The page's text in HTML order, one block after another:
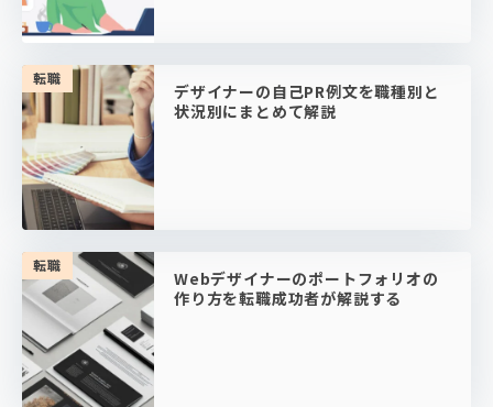
転職
デザイナーの自己PR例文を職種別と
状況別にまとめて解説
転職
Webデザイナーのポートフォリオの
作り方を転職成功者が解説する